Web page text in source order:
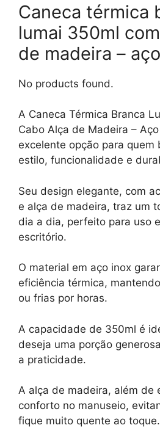
Caneca térmica
lumai 350ml
de madeira –
No products found.
A Caneca Térmica Branca
Cabo Alça de Madeira –
excelente opção para quem
estilo, funcionalidade e
Seu design elegante, com
e alça de madeira, traz um
dia a dia, perfeito para uso
escritório.
O material em aço inox
eficiência térmica,
ou frias por horas.
A capacidade de 350ml é
deseja uma porção
a praticidade.
A alça de madeira, além de
conforto no manuseio,
fique muito quente ao toque.